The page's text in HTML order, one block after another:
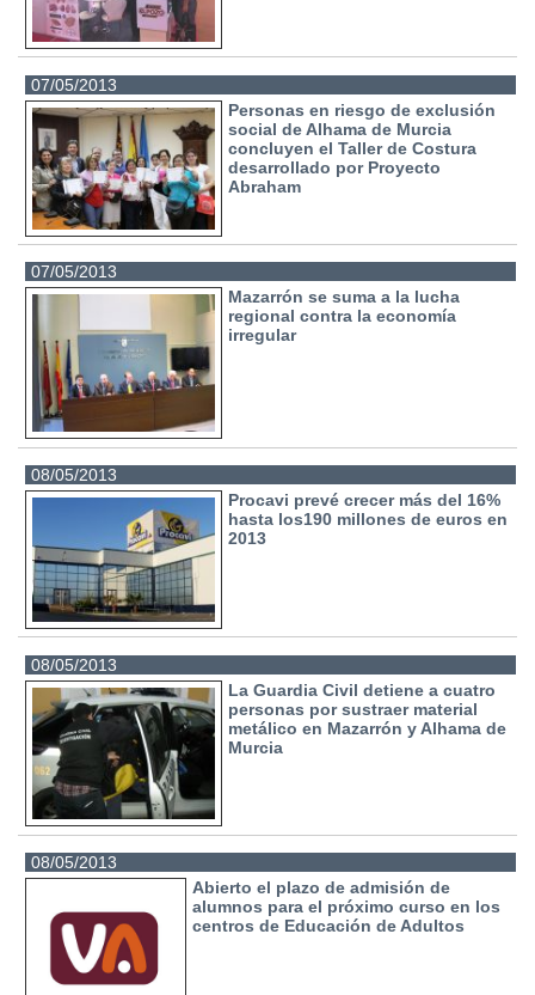
07/05/2013
Personas en riesgo de exclusión
social de Alhama de Murcia
concluyen el Taller de Costura
desarrollado por Proyecto
Abraham
07/05/2013
Mazarrón se suma a la lucha
regional contra la economía
irregular
08/05/2013
Procavi prevé crecer más del 16%
hasta los190 millones de euros en
2013
08/05/2013
La Guardia Civil detiene a cuatro
personas por sustraer material
metálico en Mazarrón y Alhama de
Murcia
08/05/2013
Abierto el plazo de admisión de
alumnos para el próximo curso en los
centros de Educación de Adultos